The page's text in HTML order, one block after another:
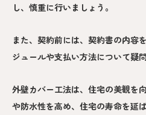
し、慎重に行いましょう。
また、契約前には、契約書の内容
ジュールや支払い方法について疑
外壁カバー工法は、住宅の美観を
や防水性を高め、住宅の寿命を延